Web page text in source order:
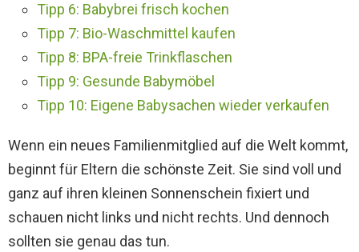
Tipp 6: Babybrei frisch kochen
Tipp 7: Bio-Waschmittel kaufen
Tipp 8: BPA-freie Trinkflaschen
Tipp 9: Gesunde Babymöbel
Tipp 10: Eigene Babysachen wieder verkaufen
Wenn ein neues Familienmitglied auf die Welt kommt,
beginnt für Eltern die schönste Zeit. Sie sind voll und
ganz auf ihren kleinen Sonnenschein fixiert und
schauen nicht links und nicht rechts. Und dennoch
sollten sie genau das tun.